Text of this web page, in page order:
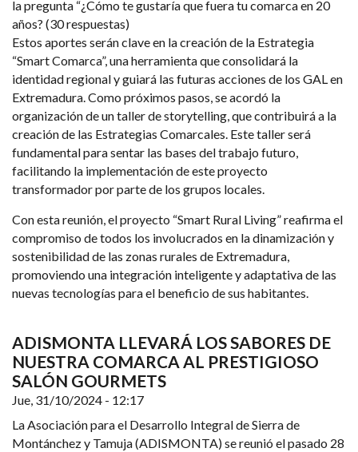
la pregunta “¿Cómo te gustaría que fuera tu comarca en 20
años? (30 respuestas)
Estos aportes serán clave en la creación de la Estrategia
“Smart Comarca”, una herramienta que consolidará la
identidad regional y guiará las futuras acciones de los GAL en
Extremadura. Como próximos pasos, se acordó la
organización de un taller de storytelling, que contribuirá a la
creación de las Estrategias Comarcales. Este taller será
fundamental para sentar las bases del trabajo futuro,
facilitando la implementación de este proyecto
transformador por parte de los grupos locales.
Con esta reunión, el proyecto “Smart Rural Living” reafirma el
compromiso de todos los involucrados en la dinamización y
sostenibilidad de las zonas rurales de Extremadura,
promoviendo una integración inteligente y adaptativa de las
nuevas tecnologías para el beneficio de sus habitantes.
ADISMONTA LLEVARÁ LOS SABORES DE
NUESTRA COMARCA AL PRESTIGIOSO
SALÓN GOURMETS
Jue, 31/10/2024 - 12:17
La Asociación para el Desarrollo Integral de Sierra de
Montánchez y Tamuja (ADISMONTA) se reunió el pasado 28